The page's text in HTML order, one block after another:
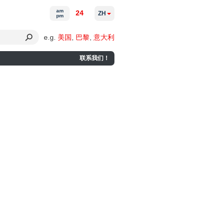
e.g. 美国 巴黎 意大利
联系我们！
am
pm
24 ZH